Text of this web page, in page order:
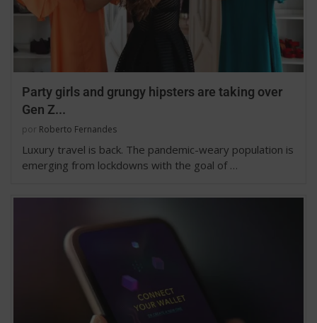
Party girls and grungy hipsters are taking over
Gen Z...
por Roberto Fernandes
Luxury travel is back. The pandemic-weary population is
emerging from lockdowns with the goal of …